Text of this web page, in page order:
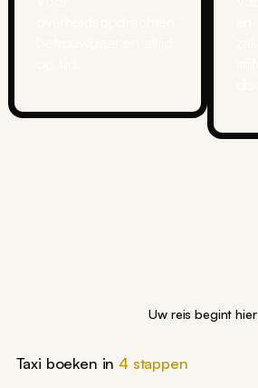
Uw reis begint hier
Taxi boeken in4 stappen